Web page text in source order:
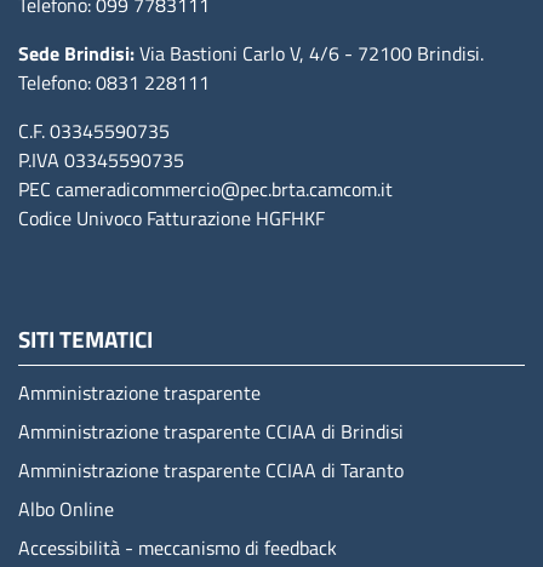
Sede Brindisi:Via Bastioni Carlo V, 4/6 - 72100 Brindisi.
Telefono: 0831 228111
C.F. 03345590735
P.IVA 03345590735
PEC cameradicommercio@pec.brta.camcom.it
Codice Univoco Fatturazione HGFHKF
SITI TEMATICI
Amministrazione trasparente
Amministrazione trasparente CCIAA di Brindisi
Amministrazione trasparente CCIAA di Taranto
Albo Online
Accessibilità - meccanismo di feedback